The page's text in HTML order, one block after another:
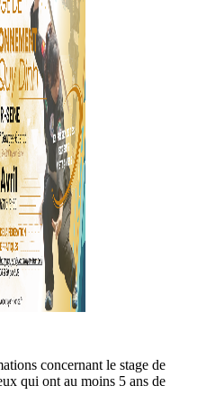
concernant le stage de
qui ont au moins 5 ans de